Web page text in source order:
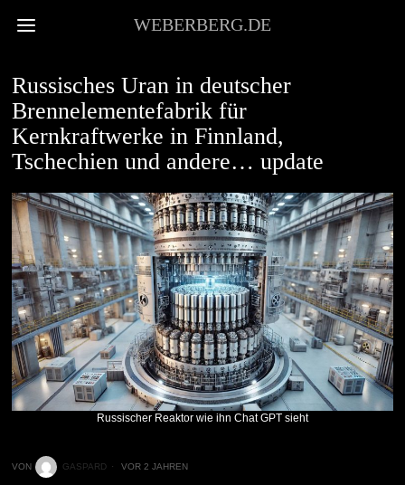
WEBERBERG.DE
Russisches Uran in deutscher
Brennelementefabrik für
Kernkraftwerke in Finnland,
Tschechien und andere… update
Russischer Reaktor wie ihn Chat GPT sieht
VON GASPARD VOR 2 JAHREN